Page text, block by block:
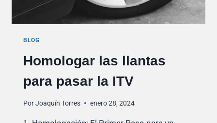
BLOG
Homologar las llantas
para pasar la ITV
PorJoaquín Torres enero 28, 2024